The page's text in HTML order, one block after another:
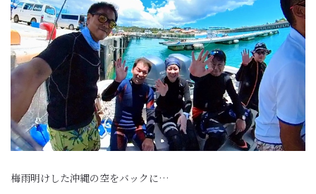
梅雨明けした沖縄の空をバックに…